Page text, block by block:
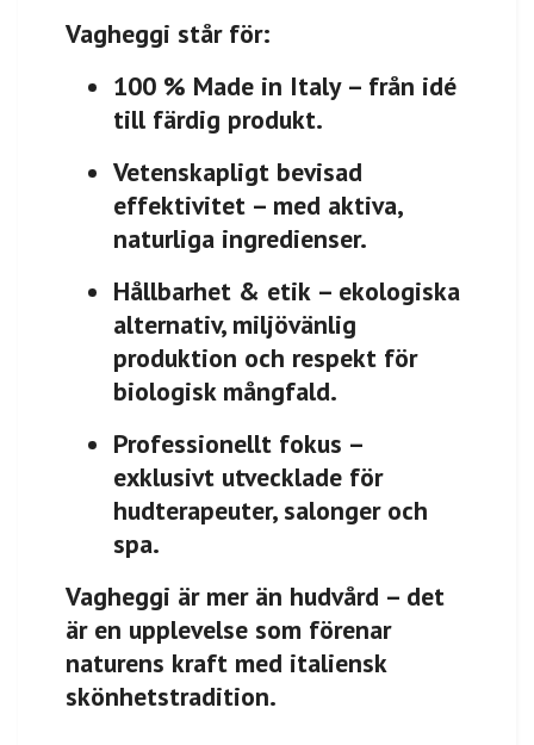
Vagheggi står för:
100 % Made in Italy– från idé
till färdig produkt.
Vetenskapligt bevisad
effektivitet – med aktiva,
naturliga ingredienser.
Hållbarhet & etik – ekologiska
alternativ, miljövänlig
produktion och respekt för
biologisk mångfald.
Professionellt fokus –
exklusivt utvecklade för
hudterapeuter, salonger och
spa.
Vagheggi är mer än hudvård – det
är en upplevelse som förenar
naturens kraft med italiensk
skönhetstradition.